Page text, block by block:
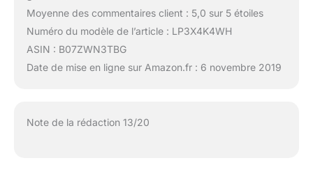
Moyenne des commentaires client : 5,0 sur 5 étoiles
Numéro du modèle de l’article : LP3X4K4WH
ASIN : B07ZWN3TBG
Date de mise en ligne sur Amazon.fr : 6 novembre 2019
Note de la rédaction 13/20